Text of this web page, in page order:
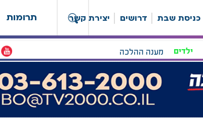
תרומות כניסת שבת דרושים יצירת קשר
ילדים מענה ההלכה